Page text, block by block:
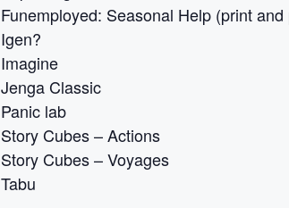
Funemployed: Seasonal Help (print
Igen?
Imagine
Jenga Classic
Panic lab
Story Cubes – Actions
Story Cubes – Voyages
Tabu